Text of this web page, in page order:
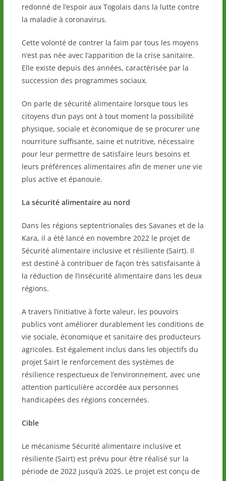
redonné de l’espoir aux Togolais dans la lutte contre
la maladie à coronavirus.
Cette volonté de contrer la faim par tous les moyens
n’est pas née avec l’apparition de la crise sanitaire.
Elle existe depuis des années, caractérisée par la
succession des programmes sociaux.
On parle de sécurité alimentaire lorsque tous les
citoyens d’un pays ont à tout moment la possibilité
physique, sociale et économique de se procurer une
nourriture suffisante, saine et nutritive, nécessaire
pour leur permettre de satisfaire leurs besoins et
leurs préférences alimentaires afin de mener une vie
plus active et épanouie.
La sécurité alimentaire au nord
Dans les régions septentrionales des Savanes et de la
Kara, il a été lancé en novembre 2022 le projet de
Sécurité alimentaire inclusive et résiliente (Sairt). Il
est destiné à contribuer de façon très satisfaisante à
la réduction de l’insécurité alimentaire dans les deux
régions.
A travers l’initiative à forte valeur, les pouvoirs
publics vont améliorer durablement les conditions de
vie sociale, économique et sanitaire des producteurs
agricoles. Est également inclus dans les objectifs du
projet Sairt le renforcement des systèmes de
résilience respectueux de l’environnement, avec une
attention particulière accordée aux personnes
handicapées des régions concernées.
Cible
Le mécanisme Sécurité alimentaire inclusive et
résiliente (Sairt) est prévu pour être réalisé sur la
période de 2022 jusqu’à 2025. Le projet est conçu de